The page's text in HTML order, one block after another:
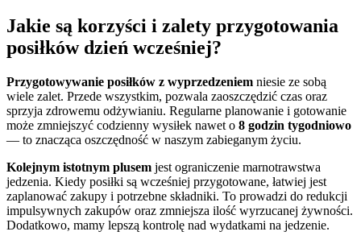
Jakie są korzyści i zalety przygotowania
posiłków dzień wcześniej?
Przygotowywanie posiłków z wyprzedzeniem niesie ze sobą
wiele zalet. Przede wszystkim, pozwala zaoszczędzić czas oraz
sprzyja zdrowemu odżywianiu. Regularne planowanie i gotowanie
może zmniejszyć codzienny wysiłek nawet o 8 godzin tygodniowo
— to znacząca oszczędność w naszym zabieganym życiu.
Kolejnym istotnym plusem jest ograniczenie marnotrawstwa
jedzenia. Kiedy posiłki są wcześniej przygotowane, łatwiej jest
zaplanować zakupy i potrzebne składniki. To prowadzi do redukcji
impulsywnych zakupów oraz zmniejsza ilość wyrzucanej żywności.
Dodatkowo, mamy lepszą kontrolę nad wydatkami na jedzenie.